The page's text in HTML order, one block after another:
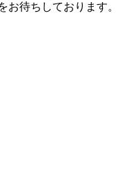
待ちしております。